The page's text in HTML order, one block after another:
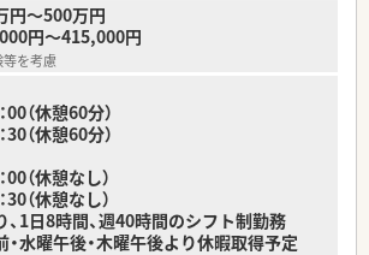
囲気】
距離が近く、現場の意見が業務改善に反映されやす
タイなしも可能で、個性を尊重する自由な社風が
ジャーが入社後も親身にサポートするため安心
円～500万円
円～415,000円
を考慮
00（休憩60分）
30（休憩60分）
00（休憩なし）
30（休憩なし）
1日8時間、週40時間のシフト制勤務
水曜午後・木曜午後より休暇取得予定